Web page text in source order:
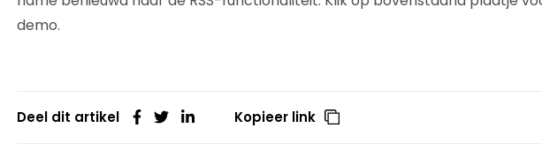
demo.
Deel dit artikel Kopieer link